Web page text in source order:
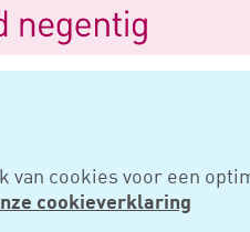
van cookies voor een
cookieverklaring
Borg staan voor bv met